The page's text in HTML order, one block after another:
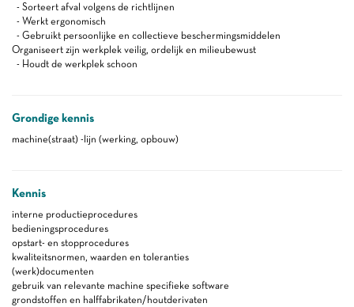
- Sorteert afval volgens de richtlijnen
- Werkt ergonomisch
- Gebruikt persoonlijke en collectieve beschermingsmiddelen
Organiseert zijn werkplek veilig, ordelijk en milieubewust
- Houdt de werkplek schoon
Grondige kennis
machine(straat) -lijn (werking, opbouw)
Kennis
interne productieprocedures
bedieningsprocedures
opstart- en stopprocedures
kwaliteitsnormen, waarden en toleranties
(werk)documenten
gebruik van relevante machine specifieke software
grondstoffen en halffabrikaten/houtderivaten